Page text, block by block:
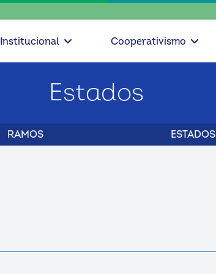
Institucional Cooperativismo
Estados
RAMOS ESTADOS